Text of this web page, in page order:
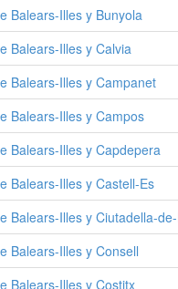
Balears-Illes y Bunyola
Balears-Illes y Calvia
Balears-Illes y Campanet
Balears-Illes y Campos
Balears-Illes y Capdepera
Balears-Illes y Castell-Es
Balears-Illes y Ciutadella-
Balears-Illes y Consell
Balears-Illes y Costitx